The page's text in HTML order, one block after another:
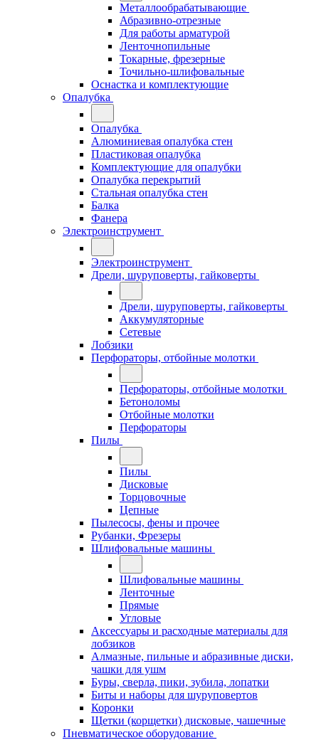
Металлообрабатывающие
Абразивно-отрезные
Для работы арматурой
Ленточнопильные
Токарные, фрезерные
Точильно-шлифовальные
Оснастка и комплектующие
Опалубка
Опалубка
Алюминиевая опалубка стен
Пластиковая опалубка
Комплектующие для опалубки
Опалубка перекрытий
Стальная опалубка стен
Балка
Фанера
Электроинструмент
Электроинструмент
Дрели, шуруповерты, гайковерты
Дрели, шуруповерты, гайковерты
Аккумуляторные
Сетевые
Лобзики
Перфораторы, отбойные молотки
Перфораторы, отбойные молотки
Бетоноломы
Отбойные молотки
Перфораторы
Пилы
Пилы
Дисковые
Торцовочные
Цепные
Пылесосы, фены и прочее
Рубанки, Фрезеры
Шлифовальные машины
Шлифовальные машины
Ленточные
Прямые
Угловые
Аксессуары и расходные материалы для
лобзиков
Алмазные, пильные и абразивные диски,
чашки для ушм
Буры, сверла, пики, зубила, лопатки
Биты и наборы для шуруповертов
Коронки
Щетки (корщетки) дисковые, чашечные
Пневматическое оборудование